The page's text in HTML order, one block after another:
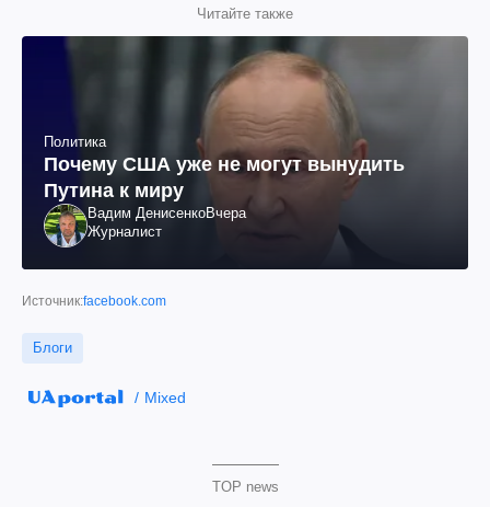
Читайте также
Политика
Почему США уже не могут вынудить
Путина к миру
Вадим ДенисенкоВчера
Журналист
Источник:facebook.com
Блоги
Mixed
TOP news